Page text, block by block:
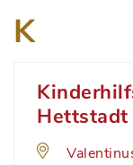
K
Hettstadt